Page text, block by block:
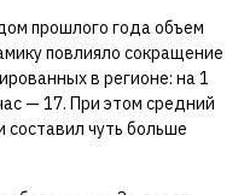
прошлого года объем
повлияло сокращение
в регионе: на 1
— 17. При этом средний
составил чуть больше